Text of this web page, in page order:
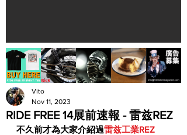
RIDE FREE 14展前速報 - 雷兹REZ
Vito
Nov 11, 2023
不久前才為大家介紹過雷兹工業REZ